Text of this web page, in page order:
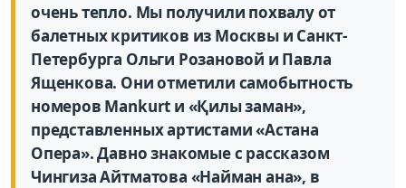
очень тепло. Мы получили похвалу от
балетных критиков из Москвы и Санкт-
Петербурга Ольги Розановой и Павла
Ященкова. Они отметили самобытность
номеров Mankurt и «Қилы заман»,
представленных артистами «Астана
Опера». Давно знакомые с рассказом
Чингиза Айтматова «Найман ана», в